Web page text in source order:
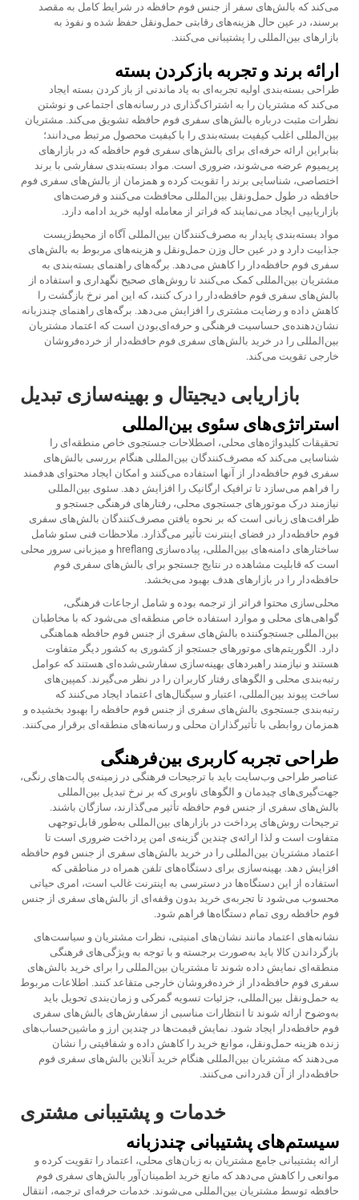
می‌کند که بالش‌های سفر از جنس فوم حافظه در شرایط کامل به مقصد
برسند، در عین حال هزینه‌های رقابتی حمل‌ونقل حفظ شده و نفوذ به
بازارهای بین‌المللی را پشتیبانی می‌کنند.
ارائه برند و تجربه بازکردن بسته
طراحی بسته‌بندی اولیه تجربه‌ای به یاد ماندنی از باز کردن بسته ایجاد
می‌کند که مشتریان را به اشتراک‌گذاری در رسانه‌های اجتماعی و نوشتن
نظرات مثبت درباره بالش‌های سفری فوم حافظه تشویق می‌کند. مشتریان
بین‌المللی اغلب کیفیت بسته‌بندی را با کیفیت محصول مرتبط می‌دانند؛
بنابراین ارائه حرفه‌ای برای بالش‌های سفری فوم حافظه که در بازارهای
پریمیوم عرضه می‌شوند، ضروری است. مواد بسته‌بندی سفارشی با برند
اختصاصی، شناسایی برند را تقویت کرده و همزمان از بالش‌های سفری فوم
حافظه در طول حمل‌ونقل بین‌المللی محافظت می‌کنند و فرصت‌های
بازاریابیی ایجاد می‌نمایند که فراتر از معامله اولیه خرید ادامه دارد.
مواد بسته‌بندی پایدار به مصرف‌کنندگان بین‌المللی آگاه از محیط‌زیست
جذابیت دارد و در عین حال وزن حمل‌ونقل و هزینه‌های مربوط به بالش‌های
سفری فوم حافظه‌دار را کاهش می‌دهد. برگه‌های راهنمای بسته‌بندی به
مشتریان بین‌المللی کمک می‌کنند تا روش‌های صحیح نگهداری و استفاده از
بالش‌های سفری فوم حافظه‌دار را درک کنند، که این امر نرخ بازگشت را
کاهش داده و رضایت مشتری را افزایش می‌دهد. برگه‌های راهنمای چندزبانه
نشان‌دهنده‌ی حساسیت فرهنگی و حرفه‌ای‌بودن است که اعتماد مشتریان
بین‌المللی را در خرید بالش‌های سفری فوم حافظه‌دار از خرده‌فروشان
خارجی تقویت می‌کند.
بازاریابی دیجیتال و بهینه‌سازی تبدیل
استراتژی‌های سئوی بین‌المللی
تحقیقات کلیدواژه‌های محلی، اصطلاحات جستجوی خاص منطقه‌ای را
شناسایی می‌کند که مصرف‌کنندگان بین‌المللی هنگام بررسی بالش‌های
سفری فوم حافظه‌دار از آنها استفاده می‌کنند و امکان ایجاد محتوای هدفمند
را فراهم می‌سازد تا ترافیک ارگانیک را افزایش دهد. سئوی بین‌المللی
نیازمند درک موتورهای جستجوی محلی، رفتارهای فرهنگی جستجو و
ظرافت‌های زبانی است که بر نحوه یافتن مصرف‌کنندگان بالش‌های سفری
فوم حافظه‌دار در فضای اینترنت تأثیر می‌گذارد. ملاحظات فنی سئو شامل
ساختارهای دامنه‌های بین‌المللی، پیاده‌سازی hreflang و میزبانی سرور محلی
است که قابلیت مشاهده در نتایج جستجو برای بالش‌های سفری فوم
حافظه‌دار را در بازارهای هدف بهبود می‌بخشد.
محلی‌سازی محتوا فراتر از ترجمه بوده و شامل ارجاعات فرهنگی،
گواهی‌های محلی و موارد استفاده خاص منطقه‌ای می‌شود که با مخاطبان
بین‌المللی جستجوکننده بالش‌های سفری از جنس فوم حافظه هماهنگی
دارد. الگوریتم‌های موتورهای جستجو از کشوری به کشور دیگر متفاوت
هستند و نیازمند راهبردهای بهینه‌سازی سفارشی‌شده‌ای هستند که عوامل
رتبه‌بندی محلی و الگوهای رفتار کاربران را در نظر می‌گیرند. کمپین‌های
ساخت پیوند بین‌المللی، اعتبار و سیگنال‌های اعتماد ایجاد می‌کنند که
رتبه‌بندی جستجوی بالش‌های سفری از جنس فوم حافظه را بهبود بخشیده و
همزمان روابطی با تأثیرگذاران محلی و رسانه‌های منطقه‌ای برقرار می‌کنند.
طراحی تجربه کاربری بین‌فرهنگی
عناصر طراحی وب‌سایت باید با ترجیحات فرهنگی در زمینه‌ی پالت‌های رنگی،
جهت‌گیری‌های چیدمان و الگوهای ناوبری که بر نرخ تبدیل بین‌المللی
بالش‌های سفری از جنس فوم حافظه تأثیر می‌گذارند، سازگان باشند.
ترجیحات روش‌های پرداخت در بازارهای بین‌المللی به‌طور قابل‌توجهی
متفاوت است و لذا ارائه‌ی چندین گزینه‌ی امن پرداخت ضروری است تا
اعتماد مشتریان بین‌المللی را در خرید بالش‌های سفری از جنس فوم حافظه
افزایش دهد. بهینه‌سازی برای دستگاه‌های تلفن همراه در مناطقی که
استفاده از این دستگاه‌ها در دسترسی به اینترنت غالب است، امری حیاتی
محسوب می‌شود تا تجربه‌ی خرید بدون وقفه‌ای از بالش‌های سفری از جنس
فوم حافظه روی تمام دستگاه‌ها فراهم شود.
نشانه‌های اعتماد مانند نشان‌های امنیتی، نظرات مشتریان و سیاست‌های
بازگرداندن کالا باید به‌صورت برجسته و با توجه به ویژگی‌های فرهنگی
منطقه‌ای نمایش داده شوند تا مشتریان بین‌المللی را برای خرید بالش‌های
سفری فوم حافظه‌دار از خرده‌فروشان خارجی متقاعد کنند. اطلاعات مربوط
به حمل‌ونقل بین‌المللی، جزئیات تسویه گمرکی و زمان‌بندی تحویل باید
به‌وضوح ارائه شوند تا انتظارات مناسبی از سفارش‌های بالش‌های سفری
فوم حافظه‌دار ایجاد شود. نمایش قیمت‌ها در چندین ارز و ماشین‌حساب‌های
زنده هزینه حمل‌ونقل، موانع خرید را کاهش داده و شفافیتی را نشان
می‌دهند که مشتریان بین‌المللی هنگام خرید آنلاین بالش‌های سفری فوم
حافظه‌دار از آن قدردانی می‌کنند.
خدمات و پشتیبانی مشتری
سیستم‌های پشتیبانی چندزبانه
ارائه پشتیبانی جامع مشتریان به زبان‌های محلی، اعتماد را تقویت کرده و
موانعی را کاهش می‌دهد که مانع خرید اطمینان‌آور بالش‌های سفری فوم
حافظه توسط مشتریان بین‌المللی می‌شوند. خدمات حرفه‌ای ترجمه، انتقال